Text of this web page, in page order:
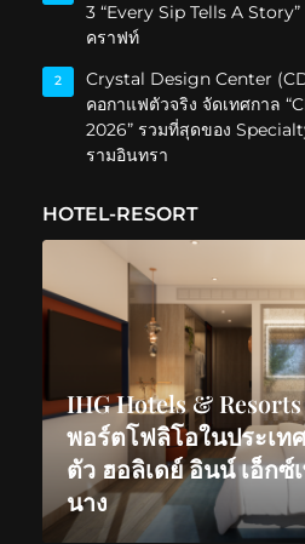
3 “Every Sip Tells A
คราฟท์
2
Crystal Design Center
คอกาแฟตัวจริง จัดเทศกาล
2026” รวมที่สุดของ
รามอินทรา
HOTEL-RESORT
IHG Hotels &
พอร์ตโฟลิโอในประเท
ตัว ฮอลิเดย์ อินน์ เอ็กซ์
นาง